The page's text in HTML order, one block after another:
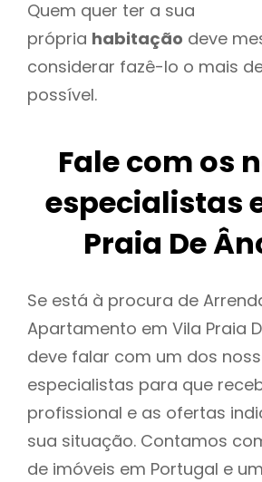
Quem quer ter a sua
própria habitação deve
considerar fazê-lo o mais
possível.
Fale com os
especialistas
Praia De
Se está à procura de
Apartamento em Vila Praia
deve falar com um dos
especialistas para que
profissional e as ofertas
sua situação. Contamos
de imóveis em Portugal e